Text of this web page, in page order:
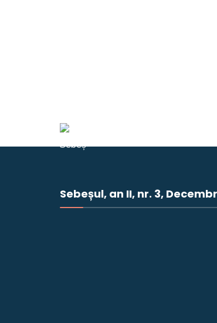
Sebeșul, an II, nr. 3,